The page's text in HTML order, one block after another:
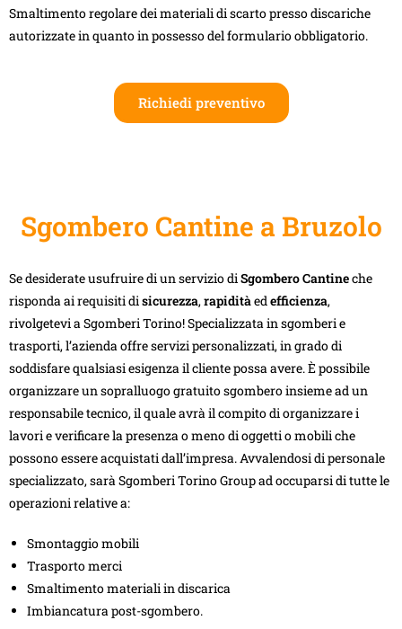
Smaltimento regolare dei materiali di scarto presso discariche
autorizzate in quanto in possesso del formulario obbligatorio.
Richiedi preventivo
Sgombero Cantine a Bruzolo
Se desiderate usufruire di un servizio di Sgombero Cantineche
risponda ai requisiti di sicurezza, rapidità ed efficienza,
rivolgetevi a Sgomberi Torino! Specializzata in sgomberi e
trasporti, l’azienda offre servizi personalizzati, in grado di
soddisfare qualsiasi esigenza il cliente possa avere. È possibile
organizzare un sopralluogo gratuito sgombero insieme ad un
responsabile tecnico, il quale avrà il compito di organizzare i
lavori e verificare la presenza o meno di oggetti o mobili che
possono essere acquistati dall’impresa. Avvalendosi di personale
specializzato, sarà Sgomberi Torino Group ad occuparsi di tutte le
operazioni relative a:
Smontaggio mobili
Trasporto merci
Smaltimento materiali in discarica
Imbiancatura post-sgombero.